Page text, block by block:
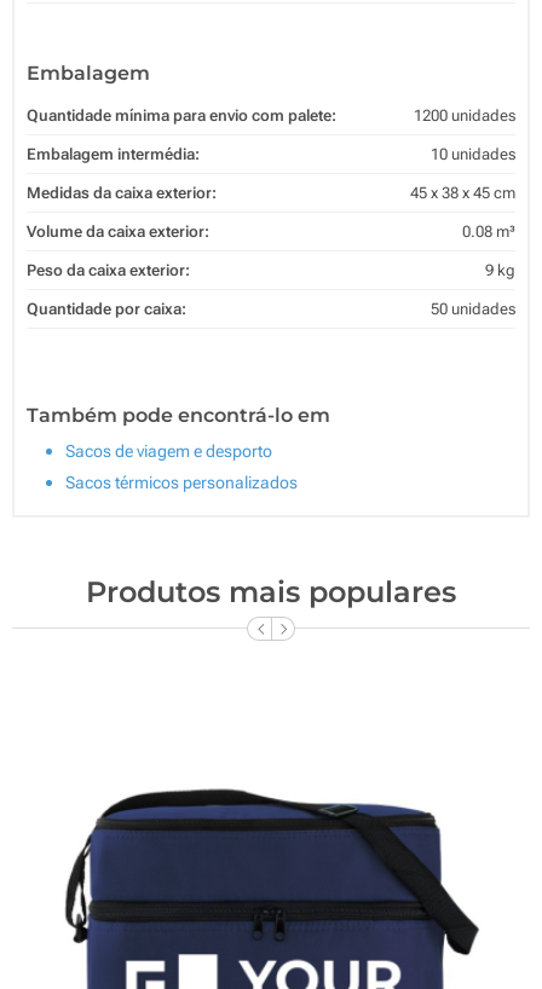
Embalagem
Quantidade mínima para envio com palete: 1200 unidades
Embalagem intermédia: 10 unidades
Medidas da caixa exterior: 45 x 38 x 45 cm
Volume da caixa exterior: 0.08 m³
Peso da caixa exterior: 9 kg
Quantidade por caixa: 50 unidades
Também pode encontrá-lo em
Sacos de viagem e desporto
Sacos térmicos personalizados
Produtos mais populares